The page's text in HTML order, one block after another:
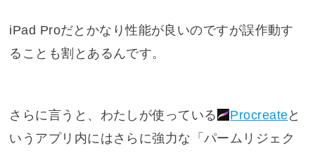
iPad Proだとかなり性能が良いのですが誤作動す
ることも割とあるんです。
さらに言うと、わたしが使っている Procreateと
いうアプリ内にはさらに強力な「パームリジェク